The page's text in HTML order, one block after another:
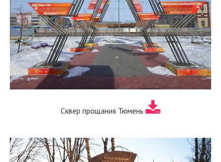
Сквер прощания Тюмень